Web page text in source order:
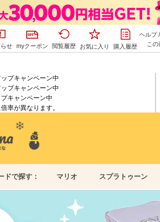
せ myクーポン 閲覧履歴 お気に入り 購入履歴
ヘルプ/
この
プキャンペーン中
プキャンペーン中
キャンペーン中
率が異なります。